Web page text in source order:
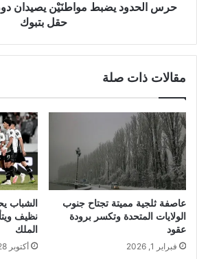
حرس الحدود يضبط مواطنَيْن يصيدان
حقل بتبوك
مقالات ذات صلة
عاصفة ثلجية مميتة تجتاح جنوب
الولايات المتحدة وتكسر برودة
عقود
فبراير 1, 2026
الشباب
نظيف
الملك
أكتوبر 28, 2025